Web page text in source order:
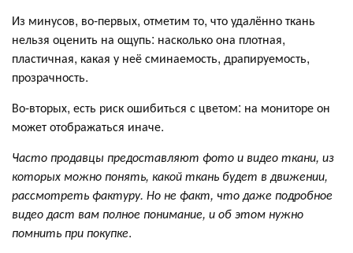
Из минусов, во-первых, отметим то, что удалённо ткань
нельзя оценить на ощупь: насколько она плотная,
пластичная, какая у неё сминаемость, драпируемость,
прозрачность.
Во-вторых, есть риск ошибиться с цветом: на мониторе он
может отображаться иначе.
Часто продавцы предоставляют фото и видео ткани, из
которых можно понять, какой ткань будет в движении,
рассмотреть фактуру. Но не факт, что даже подробное
видео даст вам полное понимание, и об этом нужно
помнить при покупке.